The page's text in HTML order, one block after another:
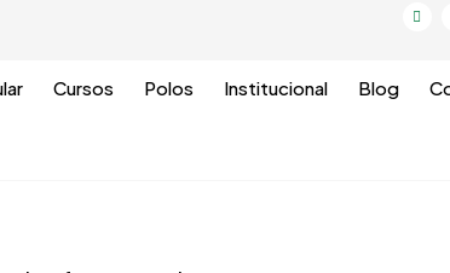
n
Cursos Polos Institucional Blog